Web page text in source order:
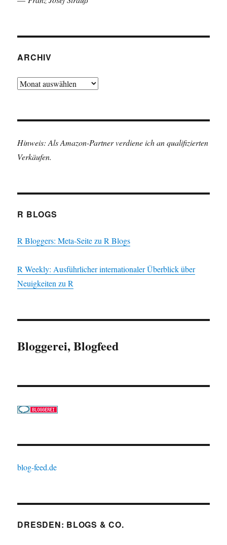
ARCHIV
Archiv
Hinweis: Als Amazon-Partner verdiene ich an qualifizierten
Verkäufen.
R BLOGS
R Bloggers: Meta-Seite zu R Blogs
R Weekly: Ausführlicher internationaler Überblick über
Neuigkeiten zu R
Bloggerei, Blogfeed
blog-feed.de
DRESDEN: BLOGS & CO.